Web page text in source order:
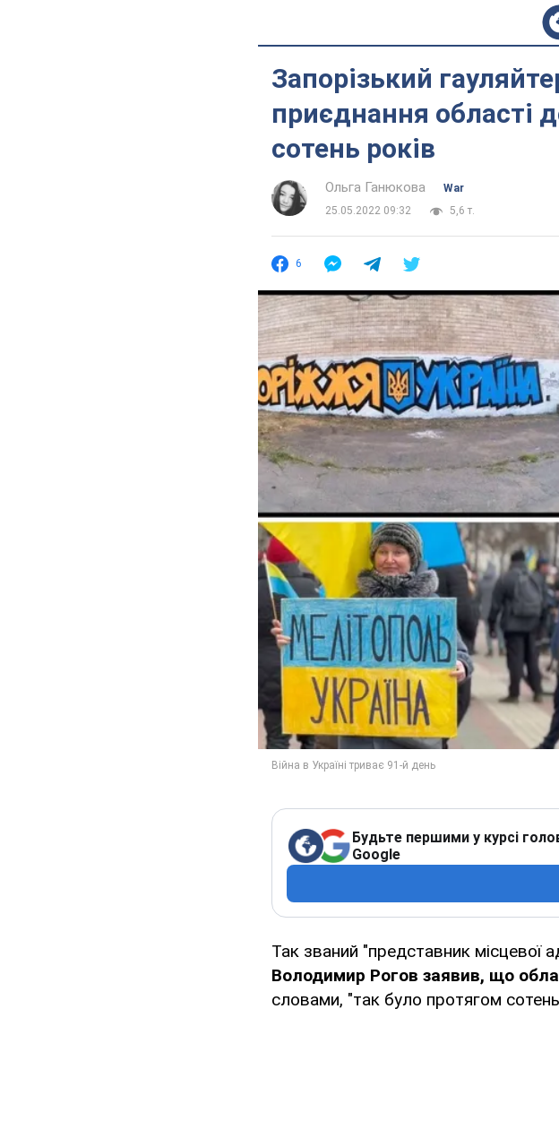
Запорізький
приєднання області
сотень років
Ольга Ганюкова
War
25.05.2022 09:32
5,6 т.
6
Будьте першими у курсі
Google
Так званий "представник місцевої
Володимир Рогов заявив, що
словами, "так було протягом